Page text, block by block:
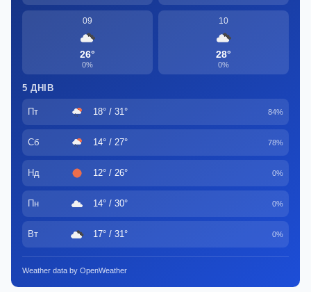
09
26°
0%
10
28°
0%
5 ДНІВ
Пт 18° / 31° 84%
Сб 14° / 27° 78%
Нд 12° / 26° 0%
Пн 14° / 30° 0%
Вт 17° / 31° 0%
Weather data by OpenWeather